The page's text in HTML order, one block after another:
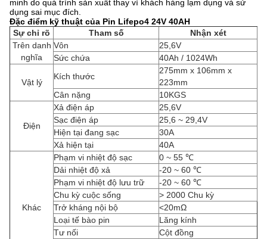
minh do quá trình sản xuất thay vì khách hàng lạm dụng và sử
dụng sai mục đích.
Đặc điểm kỹ thuật của Pin Lifepo4 24V 40AH
Sự chỉ rõ
Tham số
Nhận xét
Trên danh
nghĩa
Vôn
25,6V
Sức chứa
40Ah / 1024Wh
Vật lý
Kích thước
275mm x 106mm x
223mm
Cân nặng
10KGS
Điện
Xả điện áp
25,6V
Sạc điện áp
25,6 ~ 29,4V
Hiện tại đang sạc
30A
Xả hiện tại
40A
Khác
Phạm vi nhiệt độ sạc
0 ~ 55 ℃
Dải nhiệt độ xả
-20 ~ 60 ℃
Phạm vi nhiệt độ lưu trữ
-20 ~ 60 ℃
Chu kỳ cuộc sống
> 2000 Chu kỳ
Trở kháng nội bộ
<20mΩ
Loại tế bào pin
Lăng kính
Tư nối
Cột đồng